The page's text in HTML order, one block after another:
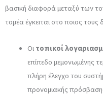
βασική διαφορά μεταξύ των
τομέα έγκειται στο ποιος τους
Οι τοπικοί
επίπεδο μεμονωμένης
πλήρη έλεγχο του
προνομιακής